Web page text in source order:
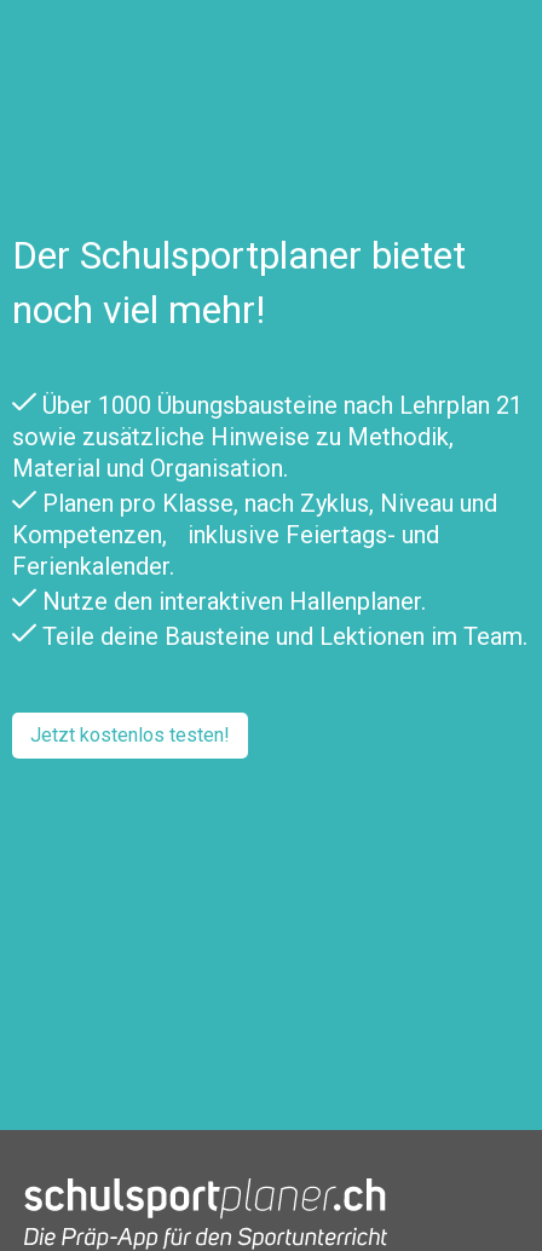
Der Schulsportplaner bietet
noch viel mehr!
Über 1000 Übungsbausteine nach Lehrplan 21
sowie zusätzliche Hinweise zu Methodik,
Material und Organisation.
Planen pro Klasse, nach Zyklus, Niveau und
Kompetenzen, inklusive Feiertags- und
Ferienkalender.
Nutze den interaktiven Hallenplaner.
Teile deine Bausteine und Lektionen im Team.
Jetzt kostenlos testen!